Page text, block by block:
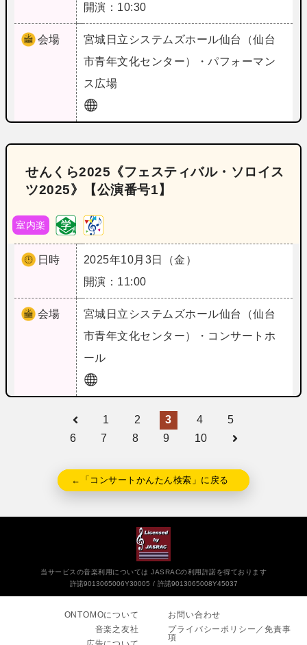
開演：10:30
会場 宮城 日立システムズホール仙台（仙台
市青年文化センター）・パフォーマン
ス広場
せんくら2025《フェスティバル・ソロイス
ツ2025》【公演番号1】
室内楽
日時
2025年10月3日（金）
開演：11:00
会場 宮城 日立システムズホール仙台（仙台
市青年文化センター）・コンサートホ
ール
1 2 3 4
5
6
7 8 9 10
←「コンサートかんたん検索」に戻る
当サービスの音楽利用については JASRACの利用許諾を得ております
許諾9013065006Y30005
許諾9013065008Y45037
ONTOMOについて
音楽之友社
お問い合わせ
プライバシーポリシー／免責事
項